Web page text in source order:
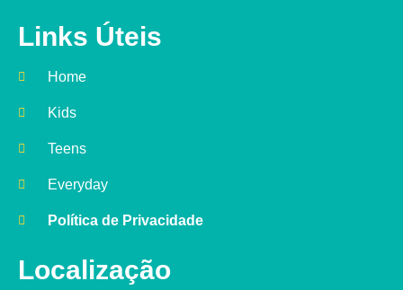
Links Úteis
Home
Kids
Teens
Everyday
Política de Privacidade
Localização